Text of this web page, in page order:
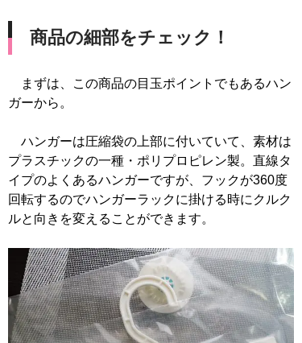
商品の細部をチェック！
まずは、この商品の目玉ポイントでもあるハン
ガーから。
ハンガーは圧縮袋の上部に付いていて、素材は
プラスチックの一種・ポリプロピレン製。直線タ
イプのよくあるハンガーですが、フックが360度
回転するのでハンガーラックに掛ける時にクルク
ルと向きを変えることができます。